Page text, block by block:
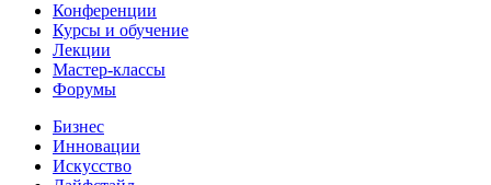
Конференции
Курсы и обучение
Лекции
Мастер-классы
Форумы
Бизнес
Инновации
Искусство